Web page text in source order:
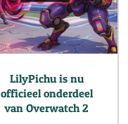
LilyPichu is nu
officieel onderdeel
van Overwatch 2